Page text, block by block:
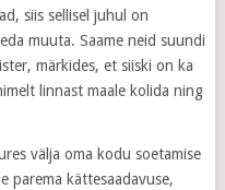
siis sellisel juhul on
muuta. Saame neid suundi
märkides, et siiski on ka
linnast maale kolida ning
välja oma kodu soetamise
parema kättesaadavuse,